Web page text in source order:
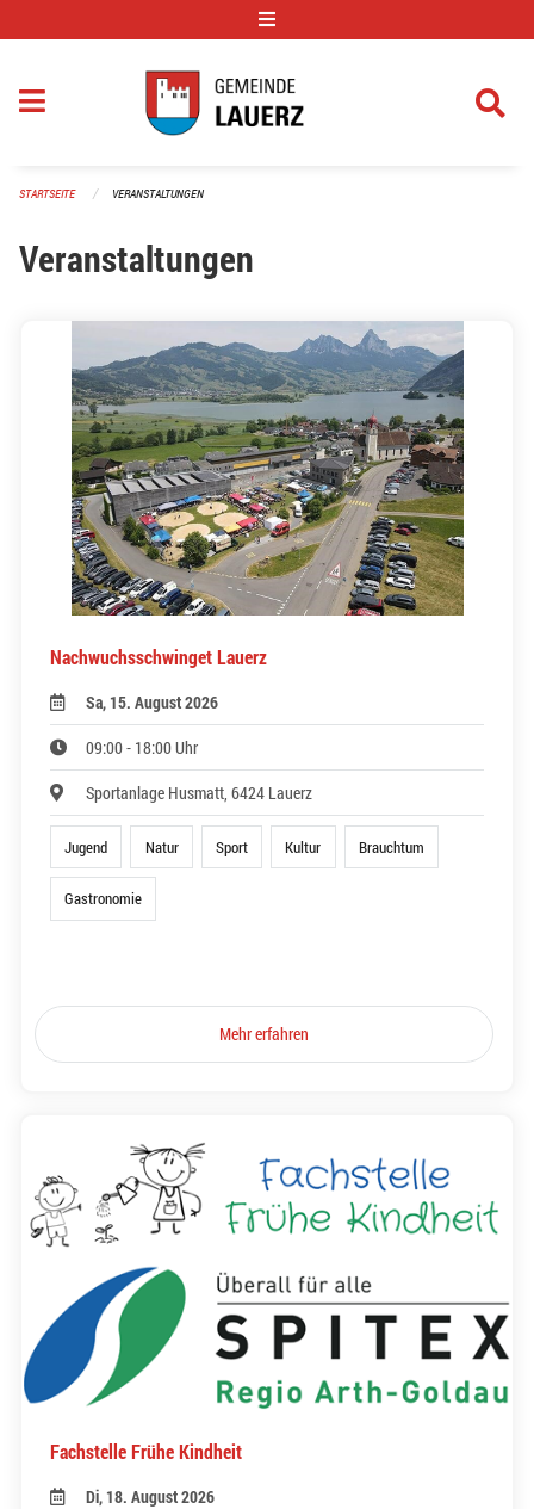
STARTSEITE VERANSTALTUNGEN
Veranstaltungen
Nachwuchsschwinget Lauerz
Sa, 15. August 2026
09:00 - 18:00 Uhr
Sportanlage Husmatt, 6424 Lauerz
Jugend Natur Sport Kultur Brauchtum
Gastronomie
Mehr erfahren
Fachstelle Frühe Kindheit
Di, 18. August 2026